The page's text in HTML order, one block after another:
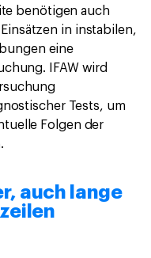
benötigen auch
in instabilen,
eine
IFAW wird
Tests, um
Folgen der
auch lange